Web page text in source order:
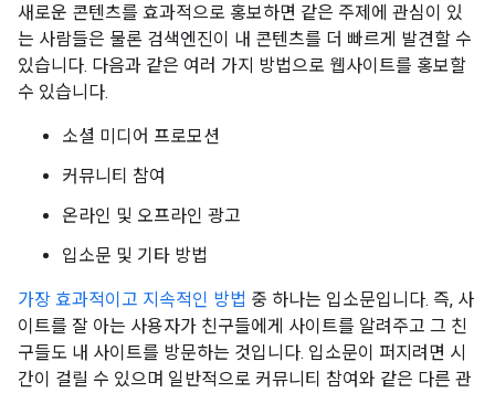
새로운 콘텐츠를 효과적으로 홍보하면 같은 주제에 관심이 있
는 사람들은 물론 검색엔진이 내 콘텐츠를 더 빠르게 발견할 수
있습니다. 다음과 같은 여러 가지 방법으로 웹사이트를 홍보할
수 있습니다.
소셜 미디어 프로모션
커뮤니티 참여
온라인 및 오프라인 광고
입소문 및 기타 방법
가장 효과적이고 지속적인 방법 중 하나는 입소문입니다. 즉, 사
이트를 잘 아는 사용자가 친구들에게 사이트를 알려주고 그 친
구들도 내 사이트를 방문하는 것입니다. 입소문이 퍼지려면 시
간이 걸릴 수 있으며 일반적으로 커뮤니티 참여와 같은 다른 관